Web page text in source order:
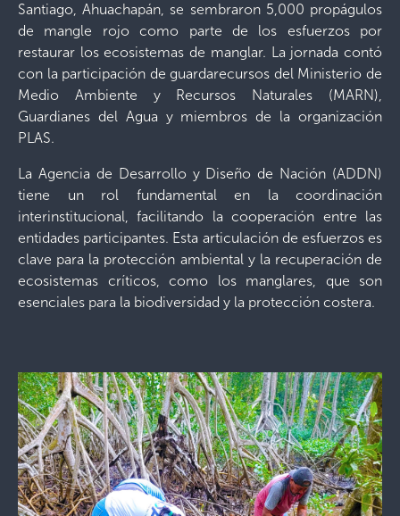
Santiago, Ahuachapán, se sembraron 5,000 propágulos
de mangle rojo como parte de los esfuerzos por
restaurar los ecosistemas de manglar. La jornada contó
con la participación de guardarecursos del Ministerio de
Medio Ambiente y Recursos Naturales (MARN),
Guardianes del Agua y miembros de la organización
PLAS.
La Agencia de Desarrollo y Diseño de Nación (ADDN)
tiene un rol fundamental en la coordinación
interinstitucional, facilitando la cooperación entre las
entidades participantes. Esta articulación de esfuerzos es
clave para la protección ambiental y la recuperación de
ecosistemas críticos, como los manglares, que son
esenciales para la biodiversidad y la protección costera.